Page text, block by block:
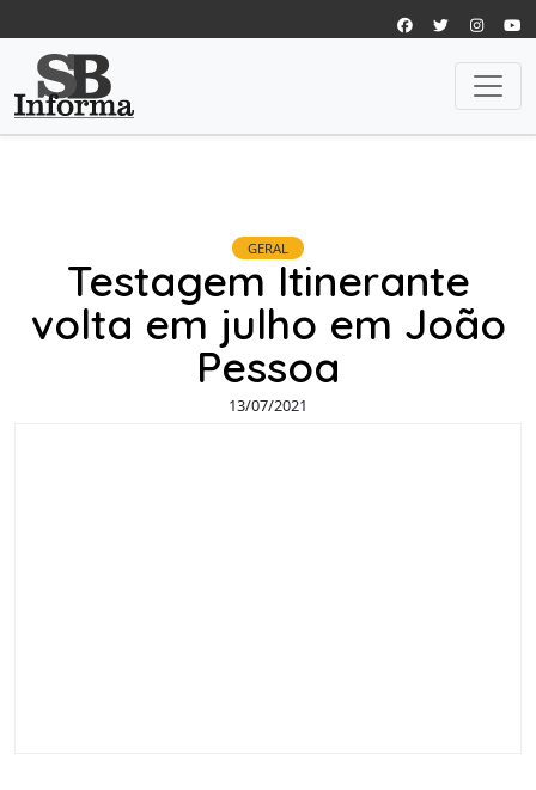
GERAL
Testagem Itinerante
volta em julho em João
Pessoa
13/07/2021